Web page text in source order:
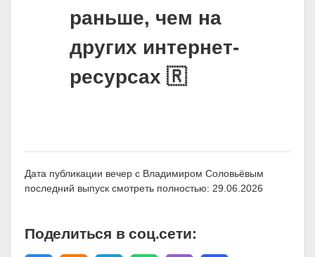
раньше, чем на
других интернет-
ресурсах 🇷
Дата публикации вечер с Владимиром Соловьёвым
последний выпуск смотреть полностью: 29.06.2026
Поделиться в соц.сети: